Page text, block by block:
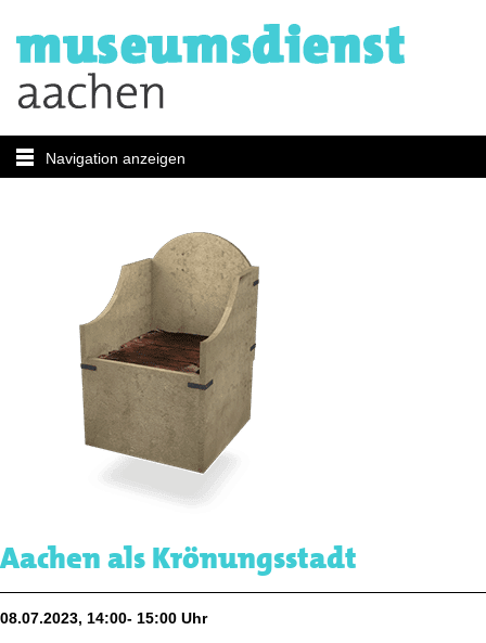
Navigation anzeigen
Aachen als Krönungsstadt
08.07.2023, 14:00- 15:00 Uhr